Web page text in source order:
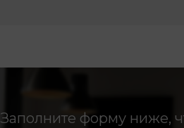
Заполните форму ниже,